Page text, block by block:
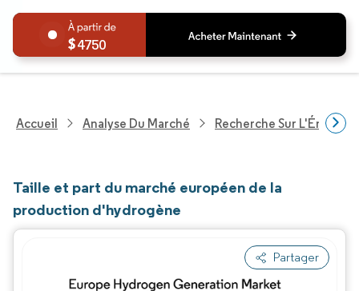
4750
Accueil Analyse Du Marché Recherche Sur
Taille et part du marché européen de la
production d'hydrogène
Partager